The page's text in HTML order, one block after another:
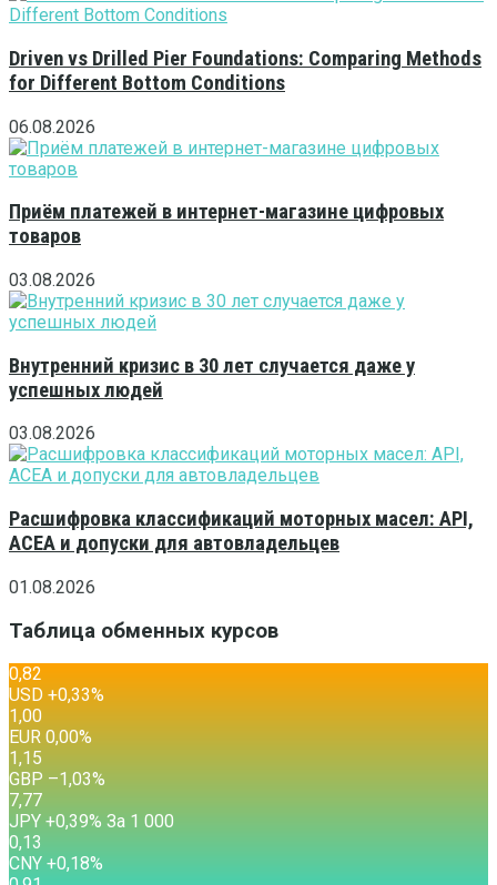
Driven vs Drilled Pier Foundations: Comparing Methods
for Different Bottom Conditions
06.08.2026
Приём платежей в интернет-магазине цифровых
товаров
03.08.2026
Внутренний кризис в 30 лет случается даже у
успешных людей
03.08.2026
Расшифровка классификаций моторных масел: API,
ACEA и допуски для автовладельцев
01.08.2026
Таблица обменных курсов
0,82
USD +0,33%
1,00
EUR 0,00%
1,15
GBP –1,03%
7,77
JPY +0,39% За 1 000
0,13
CNY +0,18%